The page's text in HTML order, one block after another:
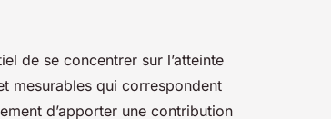
de se concentrer sur l’atteinte
mesurables qui correspondent
d’apporter une contribution